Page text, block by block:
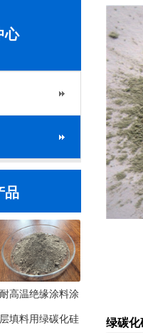
心
品
耐高温绝缘涂料涂
层填料用绿碳化硅
绿碳化